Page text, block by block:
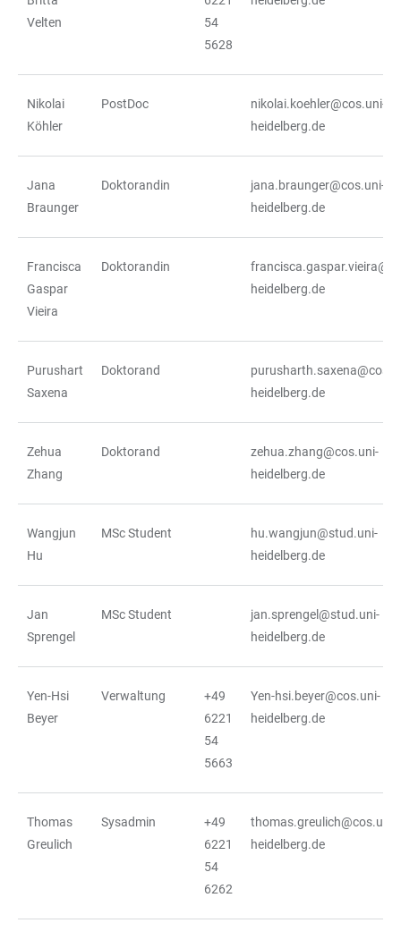
Velten
54
5628
Nikolai
Köhler
PostDoc
nikolai.koehler@cos.uni-
heidelberg.de
Jana
Braunger
Doktorandin
jana.braunger@cos.uni-
heidelberg.de
Francisca
Gaspar
Vieira
Doktorandin
heidelberg.de
Purushart
Saxena
Doktorand
heidelberg.de
Zehua
Zhang
Doktorand
zehua.zhang@cos.uni-
heidelberg.de
Wangjun
Hu
MSc Student
hu.wangjun@stud.uni-
heidelberg.de
Jan
Sprengel
MSc Student
jan.sprengel@stud.uni-
heidelberg.de
Yen-Hsi
Beyer
Verwaltung
+49
6221
54
5663
Yen-hsi.beyer@cos.uni-
heidelberg.de
Thomas
Greulich
Sysadmin
+49
6221
54
6262
thomas.greulich@cos.uni-
heidelberg.de